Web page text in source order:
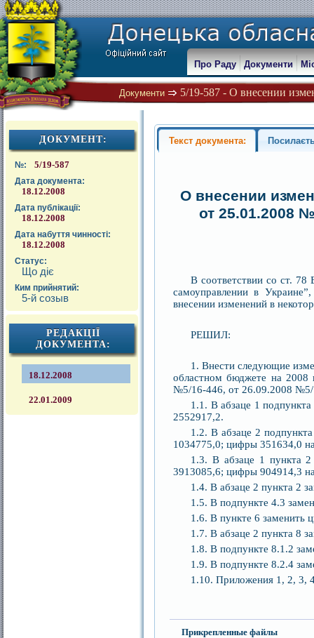
Документи 5/19-587 - О внесении
Про Раду Документи
ДОКУМЕНТ:
№: 5/19-587
Дата документа:
18.12.2008
Дата публікації:
18.12.2008
Дата набуття чинності:
18.12.2008
Статус:
Що діє
Ким прийнятий:
5-й созыв
РЕДАКЦІЇ
ДОКУМЕНТА:
18.12.2008
22.01.2009
Текст документа:
О внесении
от 25.01.2008
В соответствии со ст. 78
самоуправлении в
внесении изменений в
РЕШИЛ:
1. Внести следующие
областном бюджете на 2008
№5/16-446, от 26.09.2008
1.1. В абзаце 1
2552917,2.
1.2. В абзаце 2
1034775,0; цифры 351634,0
1.3. В абзаце 1 пункта
3913085,6; цифры 904914,3
1.4. В абзаце 2 пункта 2
1.5. В подпункте 4.3
1.6. В пункте 6 заменить
1.7. В абзаце 2 пункта 8
1.8. В подпункте 8.1.2
1.9. В подпункте 8.2.4
1.10. Приложения 1, 2, 3,
Прикрепленные файлы